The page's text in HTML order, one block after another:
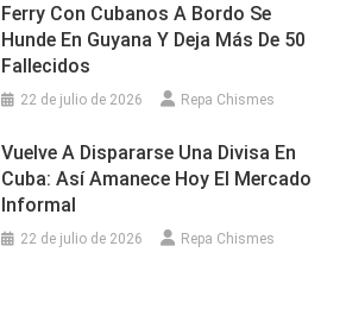
Ferry Con Cubanos A Bordo Se
Hunde En Guyana Y Deja Más De 50
Fallecidos
22 de julio de 2026 Repa Chismes
Vuelve A Dispararse Una Divisa En
Cuba: Así Amanece Hoy El Mercado
Informal
22 de julio de 2026 Repa Chismes